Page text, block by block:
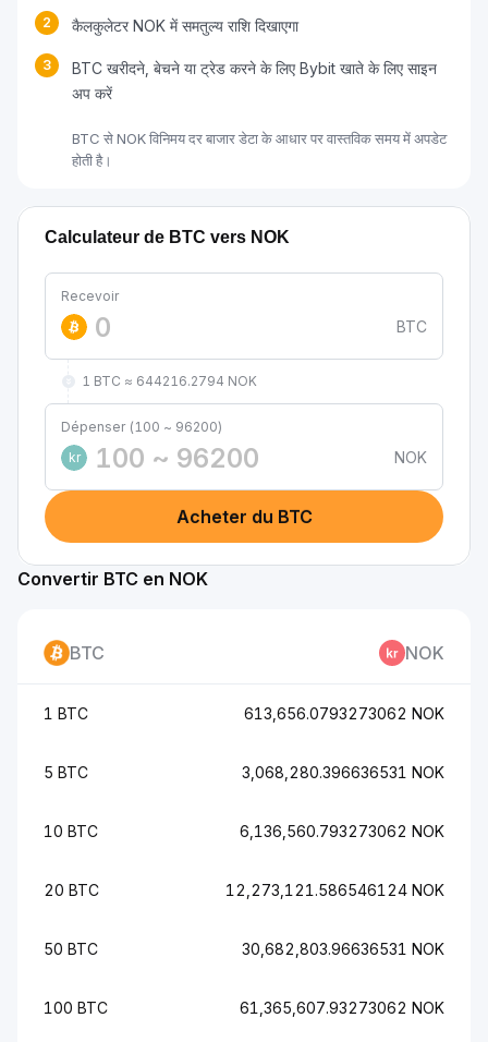
2 कैलकुलेटर NOK में समतुल्य राशि दिखाएगा
3
BTC खरीदने, बेचने या ट्रेड करने के लिए Bybit खाते के लिए साइन
अप करें
BTC से NOK विनिमय दर बाजार डेटा के आधार पर वास्तविक समय में अपडेट
होती है।
Calculateur de BTC vers NOK
Recevoir
BTC
1 BTC ≈ 644216.2794 NOK
Dépenser (100 ~ 96200)
kr
NOK
Acheter du BTC
Convertir BTC en NOK
BTC NOK
1 BTC 613,656.0793273062 NOK
5 BTC 3,068,280.396636531 NOK
10 BTC 6,136,560.793273062 NOK
20 BTC 12,273,121.586546124 NOK
50 BTC 30,682,803.96636531 NOK
100 BTC 61,365,607.93273062 NOK